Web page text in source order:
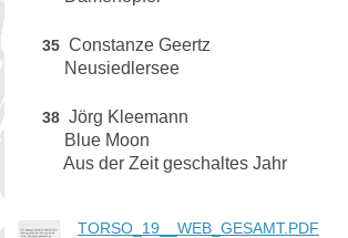
35 Constanze Geertz
Neusiedlersee
38 Jörg Kleemann
Blue Moon
Aus der Zeit geschaltes Jahr
TORSO_19__WEB_GESAMT.PDF